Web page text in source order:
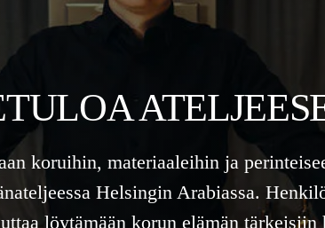
koruihin, materiaaleihin ja
Helsingin Arabiassa.
löytämään korun elämän tärkeisiin